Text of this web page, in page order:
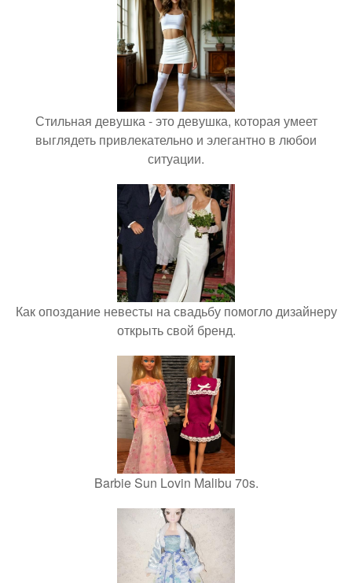
Стильная девушка - это девушка, которая умеет
выглядеть привлекательно и элегантно в любои
ситуации.
Как опоздание невесты на свадьбу помогло дизайнеру
открыть свой бренд.
Barbie Sun Lovin Malibu 70s.